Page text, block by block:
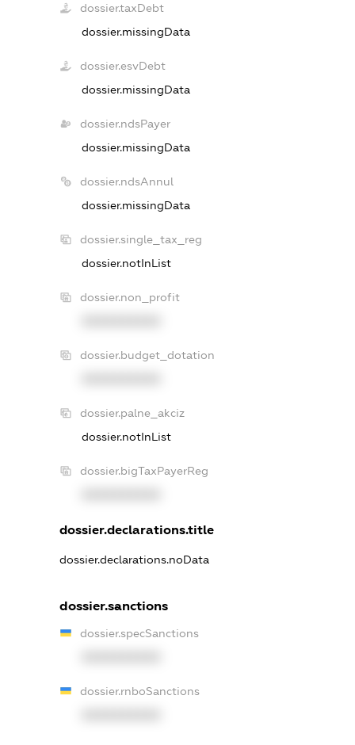
dossier.taxDebt
dossier.missingData
dossier.esvDebt
dossier.missingData
dossier.ndsPayer
dossier.missingData
dossier.ndsAnnul
dossier.missingData
dossier.single_tax_reg
dossier.notInList
dossier.non_profit
dossier.budget_dotation
dossier.palne_akciz
dossier.notInList
dossier.bigTaxPayerReg
dossier.declarations.title
dossier.declarations.noData
dossier.sanctions
dossier.specSanctions
dossier.rnboSanctions